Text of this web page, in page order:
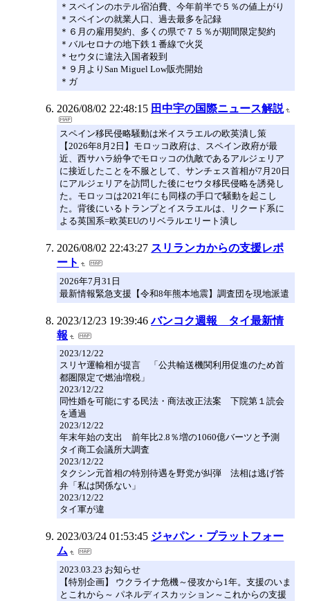
＊スペインのホテル宿泊費、今年前半で５％の値上がり
＊スペインの就業人口、過去最多を記録
＊６月の雇用契約、多くの県で７５％が期間限定契約
＊バルセロナの地下鉄１番線で火災
＊セウタに違法入国者殺到
＊９月よりSan Miguel Low販売開始
＊ガ
2026/08/02 22:48:15 田中宇の国際ニュース解説
スペイン移民侵略騒動は米イスラエルの欧英潰し策
【2026年8月2日】モロッコ政府は、スペイン政府が最
近、西サハラ紛争でモロッコの仇敵であるアルジェリア
に接近したことを不服として、サンチェス首相が7月20日
にアルジェリアを訪問した後にセウタ移民侵略を誘発し
た。モロッコは2021年にも同様の手口で騒動を起こし
た。背後にいるトランプとイスラエルは、リクード系に
よる英国系=欧英EUのリベラルエリート潰し
2026/08/02 22:43:27 スリランカからの支援レポ
ート
2026年7月31日
最新情報緊急支援【令和8年熊本地震】調査団を現地派遣
2023/12/23 19:39:46 バンコク週報 タイ最新情
報
2023/12/22
スリヤ運輸相が提言 「公共輸送機関利用促進のため首
都圏限定で燃油増税」
2023/12/22
同性婚を可能にする民法・商法改正法案 下院第１読会
を通過
2023/12/22
年末年始の支出 前年比2.8％増の1060億バーツと予測
タイ商工会議所大調査
2023/12/22
タクシン元首相の特別待遇を野党が糾弾 法相は逃げ答
弁「私は関係ない」
2023/12/22
タイ軍が違
2023/03/24 01:53:45 ジャパン・プラットフォー
ム
2023.03.23 お知らせ
【特別企画】 ウクライナ危機～侵攻から1年。支援のいま
とこれから～ パネルディスカッション～これからの支援